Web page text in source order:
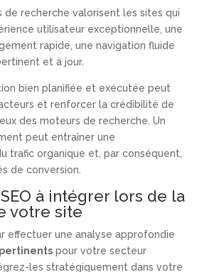
de recherche valorisent les sites qui
utilisateur exceptionnelle, une
rapide, une navigation fluide
et à jour.
bien planifiée et exécutée peut
et renforcer la crédibilité de
des moteurs de recherche. Un
peut entraîner une
trafic organique et, par conséquent,
de conversion.
à intégrer lors de la
votre site
effectuer une analyse approfondie
pour votre secteur
les stratégiquement dans votre